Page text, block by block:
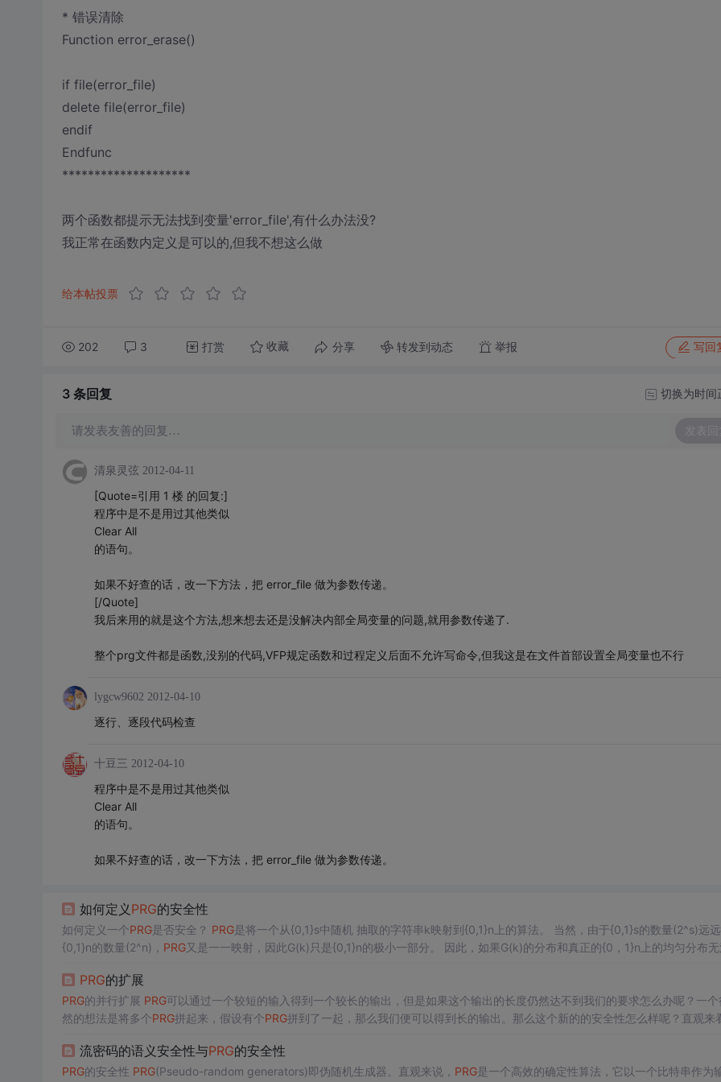
* 错误清除
Function error_erase()
if file(error_file)
delete file(error_file)
endif
Endfunc
********************
两个函数都提示无法找到变量'error_file',有什么办法没?
我正常在函数内定义是可以的,但我不想这么做
给本帖投票
202 3 打赏 收藏 分享 转发到动态 举报 写回
3 条回复 切换为时间
请发表友善的回复… 发表回
清泉灵弦 2012-04-11
[Quote=引用 1 楼 的回复:]
程序中是不是用过其他类似
Clear All
的语句。
如果不好查的话，改一下方法，把 error_file 做为参数传递。
[/Quote]
我后来用的就是这个方法,想来想去还是没解决内部全局变量的问题,就用参数传递了.
整个prg文件都是函数,没别的代码,VFP规定函数和过程定义后面不允许写命令,但我这是在文件首部设置全局变量也不行
lygcw9602 2012-04-10
逐行、逐段代码检查
十豆三 2012-04-10
程序中是不是用过其他类似
Clear All
的语句。
如果不好查的话，改一下方法，把 error_file 做为参数传递。
如何定义 PRG的安全性
如何定义一个PRG是否安全？ PRG是将一个从{0,1}s中随机 抽取的字符串k映射到{0,1}n上的算法。 当然，由于{0,1}s的数量(2^s)远远小于
{0,1}n的数量(2^n)， PRG又是一一映射，因此G(k)只是{0,1}n的极小一部分。 因此，如果G(k)的分布和真正的{0，1}n上的均匀分布无法分
PRG的扩展
PRG的并行扩展 PRG可以通过一个较短的输入得到一个较长的输出，但是如果这个输出的长度仍然达不到我们的要求怎么办呢？一个
然的想法是将多个PRG拼起来，假设有个PRG拼到了一起，那么我们便可以得到长的输出。那么这个新的的安全性怎么样呢？直观来
的PRG就是安全的...
流密码的语义安全性与PRG的安全性
PRG的安全性 PRG(Pseudo-random generators)即伪随机生成器。直观来说， PRG是一个高效的确定性算法，它以一个比特串作为